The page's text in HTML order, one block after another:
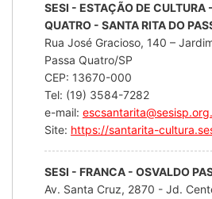
SESI - ESTAÇÃO DE CULTURA
QUATRO - SANTA RITA DO
Rua José Gracioso, 140 –
Passa Quatro/SP
CEP: 13670-000
Tel: (19) 3584-7282
e-mail:
Site: https://santarita-
SESI - FRANCA - OSVALDO
Av. Santa Cruz, 2870 - Jd.